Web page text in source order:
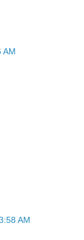
AM
AM